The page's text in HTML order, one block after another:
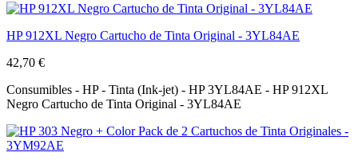
HP 912XL Negro Cartucho de Tinta Original - 3YL84AE
42,70 €
Consumibles - HP - Tinta (Ink-jet) - HP 3YL84AE - HP 912XL
Negro Cartucho de Tinta Original - 3YL84AE